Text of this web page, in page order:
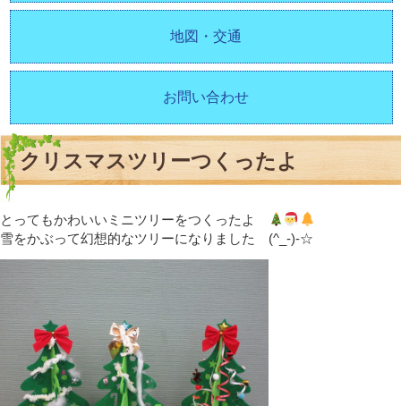
地図・交通
お問い合わせ
クリスマスツリーつくったよ
とってもかわいいミニツリーをつくったよ
雪をかぶって幻想的なツリーになりました (^_-)-☆